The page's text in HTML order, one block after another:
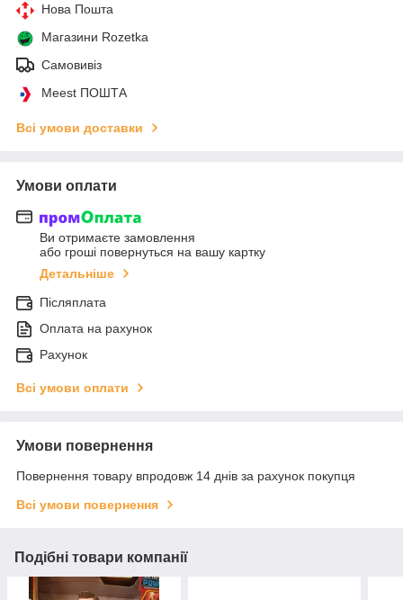
Нова Пошта
Магазини Rozetka
Самовивіз
Meest ПОШТА
Всі умови доставки
Умови оплати
Ви отримаєте замовлення
або гроші повернуться на вашу картку
Детальніше
Післяплата
Оплата на рахунок
Рахунок
Всі умови оплати
Умови повернення
Повернення товару впродовж 14 днів за рахунок покупця
Всі умови повернення
Подібні товари компанії